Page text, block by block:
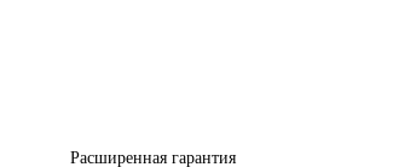
Расширенная гарантия